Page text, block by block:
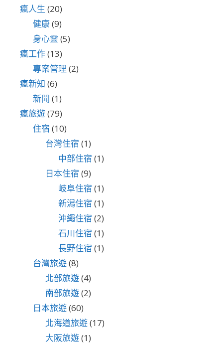
瘋人生 (20)
健康(9)
身心靈 (5)
瘋工作(13)
專案管理 (2)
瘋新知 (6)
新聞 (1)
瘋旅遊(79)
住宿 (10)
台灣住宿 (1)
中部住宿 (1)
日本住宿 (9)
岐阜住宿 (1)
新潟住宿 (1)
沖繩住宿 (2)
石川住宿 (1)
長野住宿 (1)
台灣旅遊(8)
北部旅遊(4)
南部旅遊(2)
日本旅遊(60)
北海道旅遊(17)
大阪旅遊(1)